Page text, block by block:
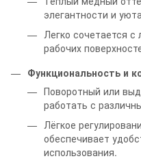
элегантности и
Легко сочетается
рабочих
Функциональность и
Поворотный или
работать с
Лёгкое
обеспечивает
использования.